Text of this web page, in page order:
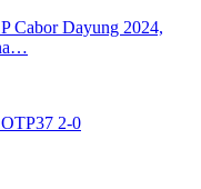
Cabor Dayung 2024,
2-0